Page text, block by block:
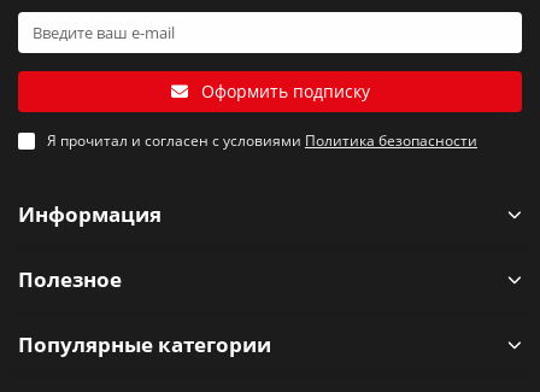
Оформить подписку
Я прочитал и согласен с условиями Политика безопасности
Информация
Полезное
Популярные категории